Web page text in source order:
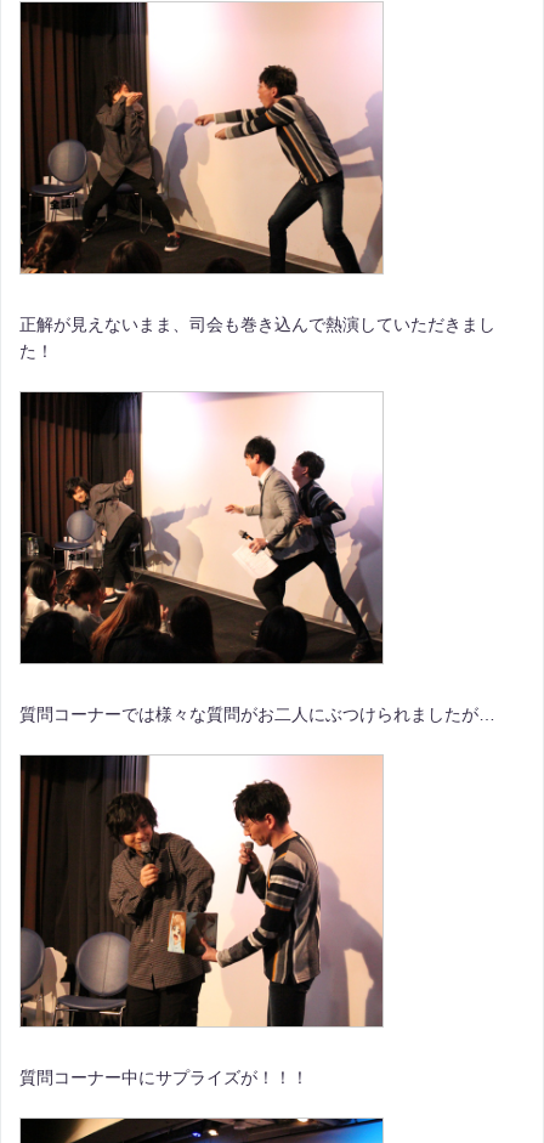
正解が見えないまま、司会も巻き込んで熱演していただきまし
た！
質問コーナーでは様々な質問がお二人にぶつけられましたが…
質問コーナー中にサプライズが！！！